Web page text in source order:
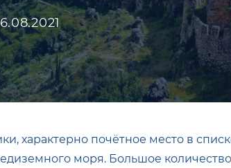
характерно почётное место в
моря. Большое количество